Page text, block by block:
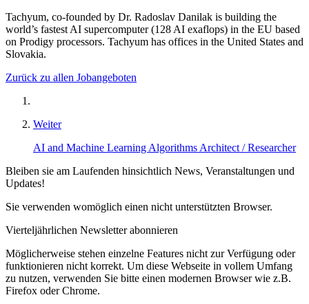
Tachyum, co-founded by Dr. Radoslav Danilak is building the
world’s fastest AI supercomputer (128 AI exaflops) in the EU based
on Prodigy processors. Tachyum has offices in the United States and
Slovakia.
Zurück zu allen Jobangeboten
Weiter
AI and Machine Learning Algorithms Architect / Researcher
Bleiben sie am Laufenden hinsichtlich News, Veranstaltungen und
Updates!
Sie verwenden womöglich einen nicht unterstützten Browser.
Vierteljährlichen Newsletter abonnieren
Möglicherweise stehen einzelne Features nicht zur Verfügung oder
funktionieren nicht korrekt. Um diese Webseite in vollem Umfang
zu nutzen, verwenden Sie bitte einen modernen Browser wie z.B.
Firefox oder Chrome.